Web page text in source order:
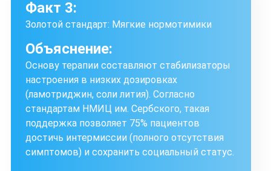
Факт 3:
Золотой стандарт: Мягкие нормотимики
Объяснение:
Основу терапии составляют стабилизаторы
настроения в низких дозировках
(ламотриджин, соли лития). Согласно
стандартам НМИЦ им. Сербского, такая
поддержка позволяет 75% пациентов
достичь интермиссии (полного отсутствия
симптомов) и сохранить социальный статус.